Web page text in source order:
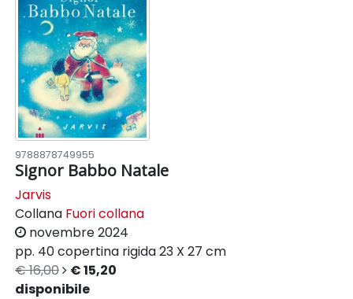
9788878749955
Signor Babbo Natale
Jarvis
Collana Fuori collana
novembre 2024
pp. 40copertina rigida23 X 27 cm
€ 16,00
€ 15,20
disponibile